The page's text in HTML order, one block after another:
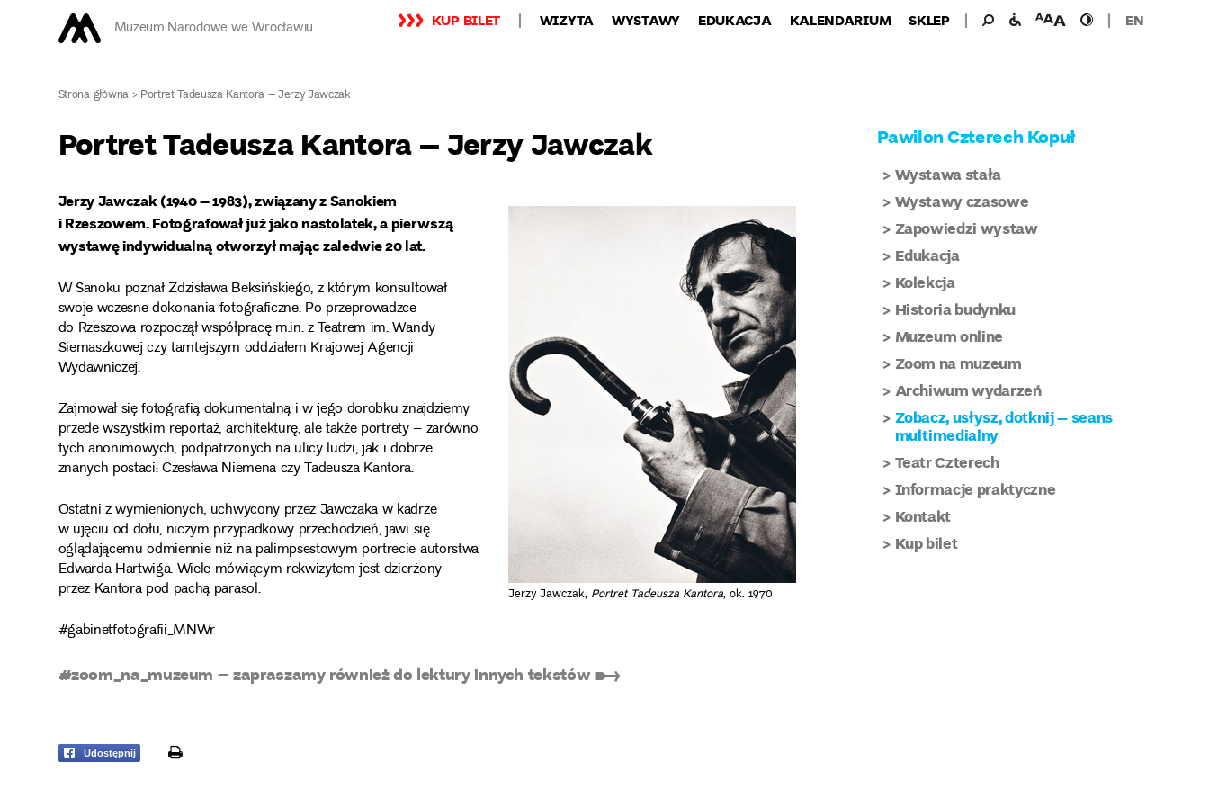
Muzeum Narodowe we Wrocławiu KUP BILET WIZYTA WYSTAWY EDUKACJA KALENDARIUM SKLEP Wyszukaj
Wyszukiwanie
dla:
udogodnieniawielkość
czcionki
wysoki
kontrast
EN
Strona główna>Portret Tadeusza Kantora – Jerzy Jawczak
Portret Tadeusza Kantora – Jerzy Jawczak
Jerzy Jawczak, Portret Tadeusza Kantora, ok. 1970
Jerzy Jawczak (1940 – 1983), związany z Sanokiem
i Rzeszowem. Fotografował już jako nastolatek, a pierwszą
wystawę indywidualną otworzył mając zaledwie 20 lat.
W Sanoku poznał Zdzisława Beksińskiego, z którym konsultował
swoje wczesne dokonania fotograficzne. Po przeprowadzce
do Rzeszowa rozpoczął współpracę m.in. z Teatrem im. Wandy
Siemaszkowej czy tamtejszym oddziałem Krajowej Agencji
Wydawniczej.
Zajmował się fotografią dokumentalną i w jego dorobku znajdziemy
przede wszystkim reportaż, architekturę, ale także portrety – zarówno
tych anonimowych, podpatrzonych na ulicy ludzi, jak i dobrze
znanych postaci: Czesława Niemena czy Tadeusza Kantora.
Ostatni z wymienionych, uchwycony przez Jawczaka w kadrze
w ujęciu od dołu, niczym przypadkowy przechodzień, jawi się
oglądającemu odmiennie niż na palimpsestowym portrecie autorstwa
Edwarda Hartwiga. Wiele mówiącym rekwizytem jest dzierżony
przez Kantora pod pachą parasol.
#gabinetfotografii_MNWr
#zoom_na_muzeum – zapraszamy również do lektury innych tekstów ➸
Udostępnij print
Pawilon Czterech Kopuł
Wystawa stała
Wystawy czasowe
Zapowiedzi wystaw
Edukacja
Kolekcja
Historia budynku
Muzeum online
Zoom na muzeum
Archiwum wydarzeń
Zobacz, usłysz, dotknij – seans
multimedialny
Teatr Czterech
Informacje praktyczne
Kontakt
Kup bilet